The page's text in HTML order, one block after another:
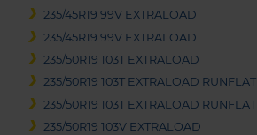
235/45R19 99V EXTRALOAD
235/45R19 99V EXTRALOAD
235/50R19 103T EXTRALOAD
235/50R19 103T EXTRALOAD RUNFLAT
235/50R19 103T EXTRALOAD RUNFLAT
235/50R19 103V EXTRALOAD